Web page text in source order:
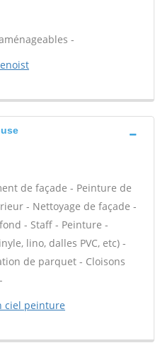
-
de façade - Peinture de
- Nettoyage de façade -
- Staff - Peinture -
lino, dalles PVC, etc) -
de parquet - Cloisons
ciel peinture